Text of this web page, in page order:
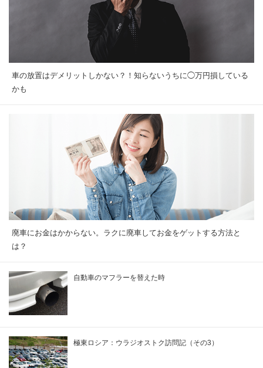
車の放置はデメリットしかない？！知らないうちに◯万円損している
かも
廃車にお金はかからない。ラクに廃車してお金をゲットする方法と
は？
自動車のマフラーを替えた時
極東ロシア：ウラジオストク訪問記（その3）